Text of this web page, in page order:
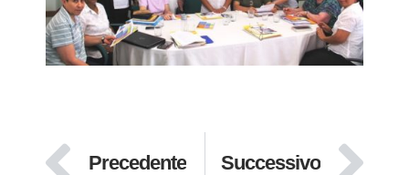
Precedente Successivo